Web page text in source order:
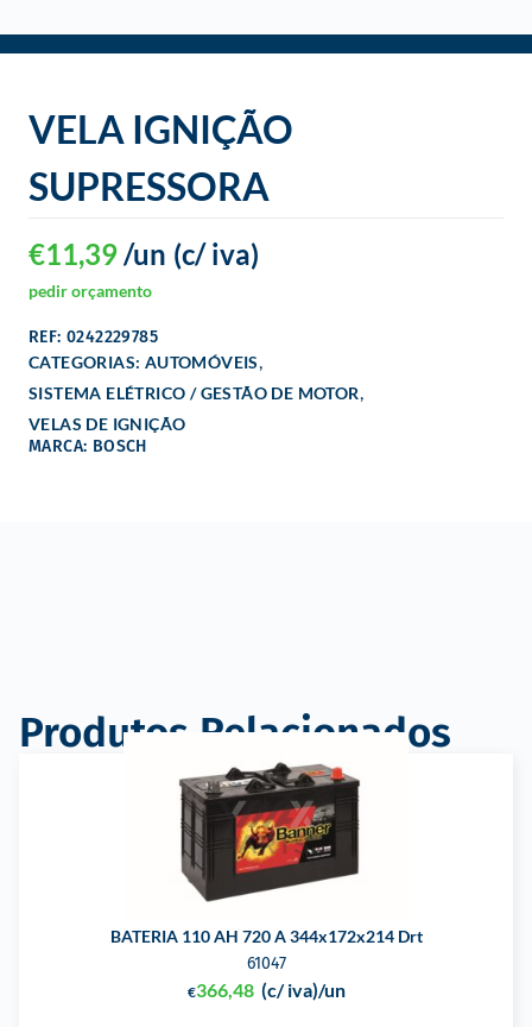
VELA IGNIÇÃO
SUPRESSORA
€11,39 (c/ iva)
/un
pedir orçamento
REF: 0242229785
CATEGORIAS: AUTOMÓVEIS,
SISTEMA ELÉTRICO / GESTÃO DE MOTOR,
VELAS DE IGNIÇÃO
MARCA: BOSCH
Produtos Relacionados
BATERIA 110 AH 720 A 344x172x214 Drt
61047
€366,48 (c/ iva)/un